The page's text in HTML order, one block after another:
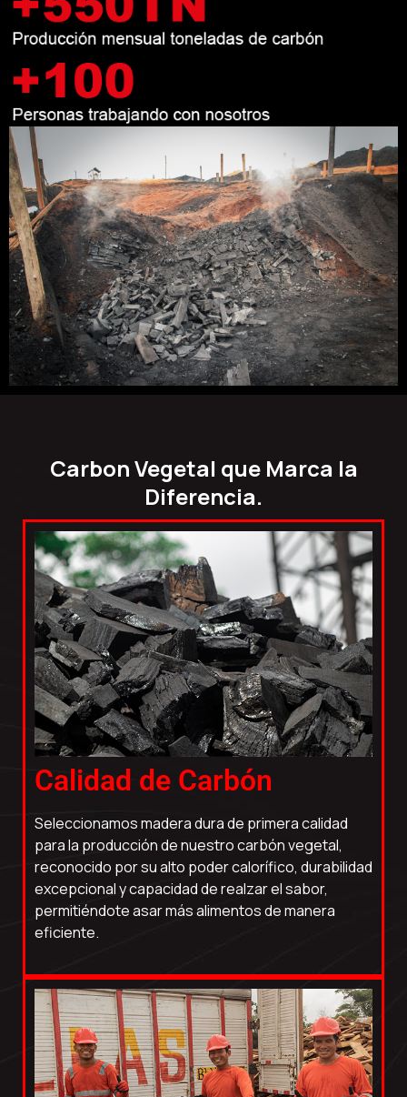
Carbon Vegetal que Marca la
Diferencia.
Calidad de Carbón
Seleccionamos madera dura de primera calidad
para la producción de nuestro carbón vegetal,
reconocido por su alto poder calorífico, durabilidad
excepcional y capacidad de realzar el sabor,
permitiéndote asar más alimentos de manera
eficiente.